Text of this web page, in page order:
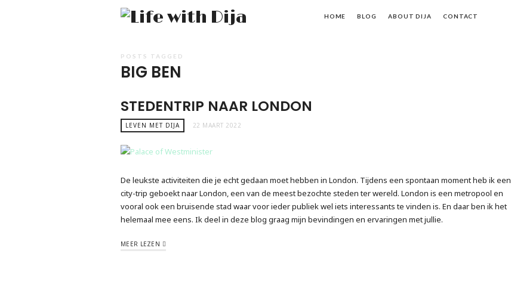
HOME BLOG ABOUT DIJA CONTACT
POSTS TAGGED
BIG BEN
STEDENTRIP NAAR LONDON
LEVEN MET DIJA 22 MAART 2022
De leukste activiteiten die je echt gedaan moet hebben in London. Tijdens een spontaan moment heb ik een
city-trip geboekt naar London, een van de meest bezochte steden ter wereld. London is een metropool en
vooral ook een bruisende stad waar voor ieder publiek wel iets interessants te vinden is. En daar ben ik het
helemaal mee eens. Ik deel in deze blog graag mijn bevindingen en ervaringen met jullie.
MEER LEZEN